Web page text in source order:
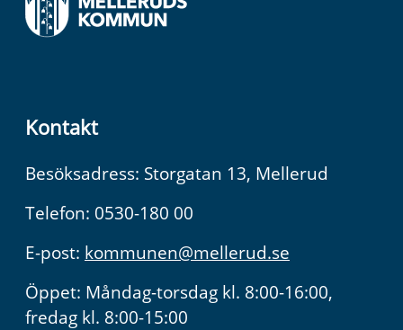
Kontakt
Besöksadress: Storgatan 13, Mellerud
Telefon: 0530-180 00
E-post: kommunen@mellerud.se
Öppet: Måndag-torsdag kl. 8:00-16:00,
fredag kl. 8:00-15:00